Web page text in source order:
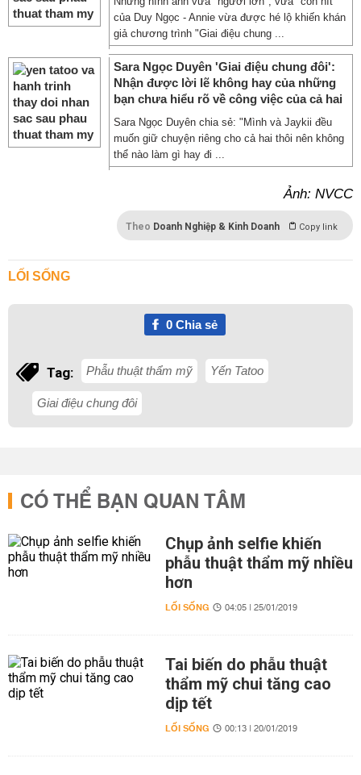
của Duy Ngọc - Annie vừa được hé lộ khiến khán
giả chương trình "Giai điệu chung ...
Sara Ngọc Duyên 'Giai điệu chung đôi':
Nhận được lời lẽ không hay của những
bạn chưa hiểu rõ về công việc của cả hai
Sara Ngọc Duyên chia sẻ: "Mình và Jaykii đều
muốn giữ chuyện riêng cho cả hai thôi nên không
thể nào làm gì hay đi ...
Ảnh: NVCC
Theo Doanh Nghiệp & Kinh Doanh Copy link
LỐI SỐNG
0Chia sẻ
Tag: Phẫu thuật thẩm mỹ Yến Tatoo
Giai điệu chung đôi
CÓ THỂ BẠN QUAN TÂM
Chụp ảnh selfie khiến
phẫu thuật thẩm mỹ nhiều
hơn
LỐI SỐNG 04:05 | 25/01/2019
Tai biến do phẫu thuật
thẩm mỹ chui tăng cao
dịp tết
LỐI SỐNG 00:13 | 20/01/2019